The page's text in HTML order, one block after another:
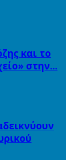
και το
στην…